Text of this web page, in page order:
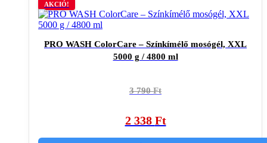
AKCIÓ!
PRO WASH ColorCare – Színkímélő mosógél, XXL
5000 g / 4800 ml
3 790Ft
Original
3
790 Ft.
2 338 Ft
Current
2
338 Ft.